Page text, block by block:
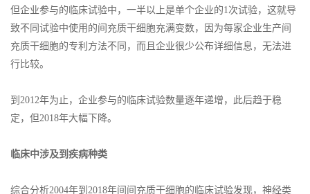
但企业参与的临床试验中，一半以上是单个企业的1次试验，这就导
致不同试验中使用的间充质干细胞充满变数，因为每家企业生产间
充质干细胞的专利方法不同，而且企业很少公布详细信息，无法进
行比较。
到2012年为止，企业参与的临床试验数量逐年递增，此后趋于稳
定，但2018年大幅下降。
临床中涉及到疾病种类
综合分析2004年到2018年间间充质干细胞的临床试验发现，神经类